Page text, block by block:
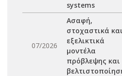
systems
07/2026
Ασαφή,
στοχαστικά και
εξελικτικά
μοντέλα
πρόβλεψης και